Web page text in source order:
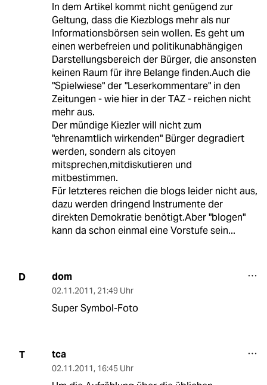
In dem Artikel kommt nicht genügend zur
Geltung, dass die Kiezblogs mehr als nur
Informationsbörsen sein wollen. Es geht um
einen werbefreien und politikunabhängigen
Darstellungsbereich der Bürger, die ansonsten
keinen Raum für ihre Belange finden.Auch die
"Spielwiese" der "Leserkommentare" in den
Zeitungen - wie hier in der TAZ - reichen nicht
mehr aus.
Der mündige Kiezler will nicht zum
"ehrenamtlich wirkenden" Bürger degradiert
werden, sondern als citoyen
mitsprechen,mitdiskutieren und
mitbestimmen.
Für letzteres reichen die blogs leider nicht aus,
dazu werden dringend Instrumente der
direkten Demokratie benötigt.Aber "blogen"
kann da schon einmal eine Vorstufe sein...
D dom
02.11.2011, 21:49 Uhr
Super Symbol-Foto
T tca
02.11.2011, 16:45 Uhr